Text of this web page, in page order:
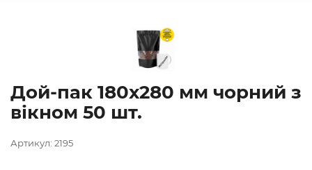
Дой-пак 180х280 мм чорний з
вікном 50 шт.
Артикул: 2195